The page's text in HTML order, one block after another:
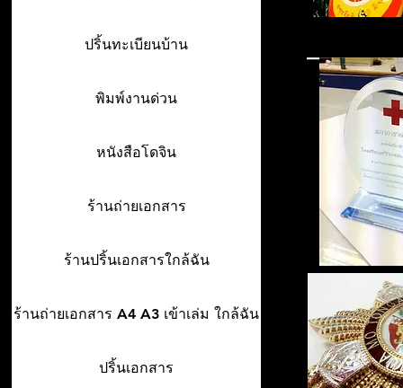
ปริ้นทะเบียนบ้าน
พิมพ์งานด่วน
หนังสือโดจิน
ร้านถ่ายเอกสาร
ร้านปริ้นเอกสารใกล้ฉัน
ร้านถ่ายเอกสาร A4 A3 เข้าเล่ม ใกล้ฉัน
ปริ้นเอกสาร